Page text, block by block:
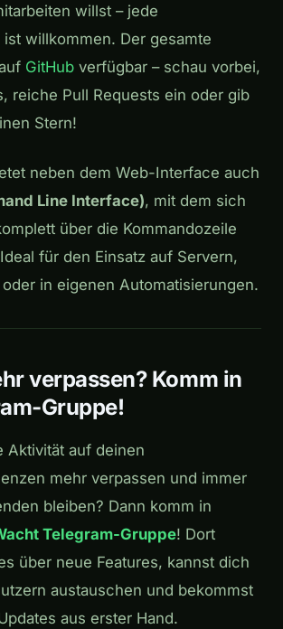
willst – jede
willkommen. Der gesamte
GitHub verfügbar – schau vorbei,
reiche Pull Requests ein oder gib
Stern!
neben dem Web-Interface auch
Line Interface), mit dem sich
über die Kommandozeile
für den Einsatz auf Servern,
oder in eigenen Automatisierungen.
verpassen? Komm in
Gruppe!
Aktivität auf deinen
mehr verpassen und immer
bleiben? Dann komm in
Telegram-Gruppe! Dort
über neue Features, kannst dich
austauschen und bekommst
aus erster Hand.